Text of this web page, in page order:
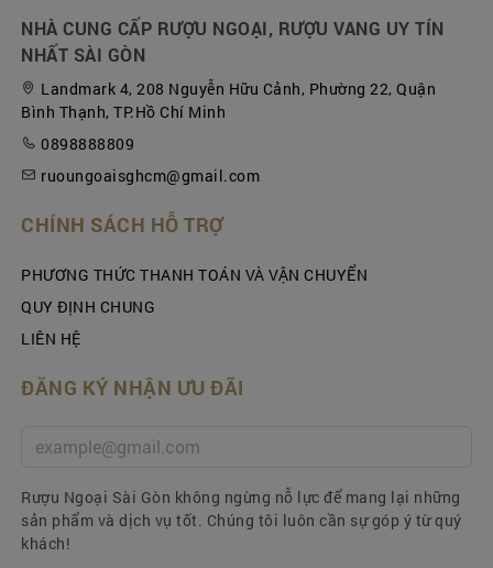
NHÀ CUNG CẤP RƯỢU NGOẠI, RƯỢU VANG UY TÍN
NHẤT SÀI GÒN
Landmark 4, 208 Nguyễn Hữu Cảnh, Phường 22, Quận
Bình Thạnh, TP.Hồ Chí Minh
0898888809
ruoungoaisghcm@gmail.com
CHÍNH SÁCH HỖ TRỢ
PHƯƠNG THỨC THANH TOÁN VÀ VẬN CHUYỂN
QUY ĐỊNH CHUNG
LIÊN HỆ
ĐĂNG KÝ NHẬN ƯU ĐÃI
Rượu Ngoại Sài Gòn không ngừng nỗ lực để mang lại những
sản phẩm và dịch vụ tốt. Chúng tôi luôn cần sự góp ý từ quý
khách!